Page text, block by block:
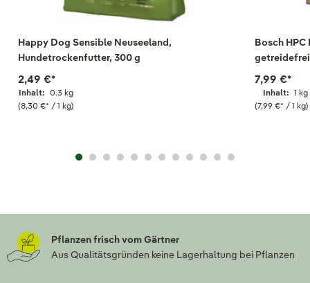
Happy Dog Sensible Neuseeland,
Hundetrockenfutter, 300 g
Inhalt: 0.3 kg
(8,30 €* / 1 kg)
2,49 €*
Bosch
Inhalt: 1 kg
(7,99 €* / 1 kg)
7,99 €*
Pflanzen frisch vom Gärtner
Aus Qualitätsgründen keine Lagerhaltung bei Pflanzen